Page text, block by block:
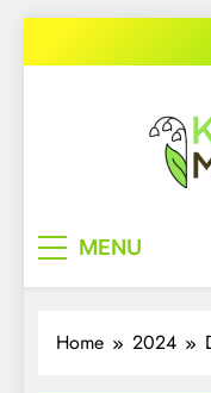
to
MENU
Home 2024